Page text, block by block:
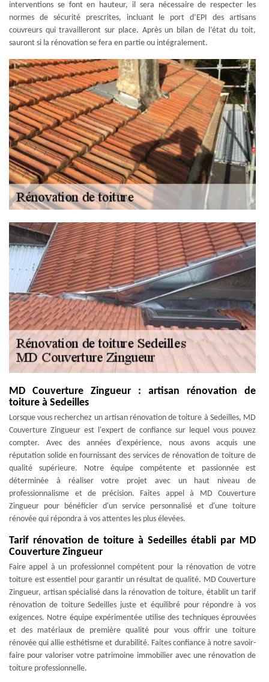
interventions se font en hauteur, il sera nécessaire de respecter les
normes de sécurité prescrites, incluant le port d’EPI des artisans
couvreurs qui travailleront sur place. Après un bilan de l’état du toit,
sauront si la rénovation se fera en partie ou intégralement.
MD Couverture Zingueur : artisan rénovation de
toiture à Sedeilles
Lorsque vous recherchez un artisan rénovation de toiture à Sedeilles, MD
Couverture Zingueur est l'expert de confiance sur lequel vous pouvez
compter. Avec des années d'expérience, nous avons acquis une
réputation solide en fournissant des services de rénovation de toiture de
qualité supérieure. Notre équipe compétente et passionnée est
déterminée à réaliser votre projet avec un haut niveau de
professionnalisme et de précision. Faites appel à MD Couverture
Zingueur pour bénéficier d'un service personnalisé et d'une toiture
rénovée qui répondra à vos attentes les plus élevées.
Tarif rénovation de toiture à Sedeilles établi par MD
Couverture Zingueur
Faire appel à un professionnel compétent pour la rénovation de votre
toiture est essentiel pour garantir un résultat de qualité. MD Couverture
Zingueur, artisan spécialisé dans la rénovation de toiture, établit un tarif
rénovation de toiture Sedeilles juste et équilibré pour répondre à vos
exigences. Notre équipe expérimentée utilise des techniques éprouvées
et des matériaux de première qualité pour vous offrir une toiture
rénovée qui allie esthétisme et durabilité. Faites confiance à notre savoir-
faire pour valoriser votre patrimoine immobilier avec une rénovation de
toiture professionnelle.